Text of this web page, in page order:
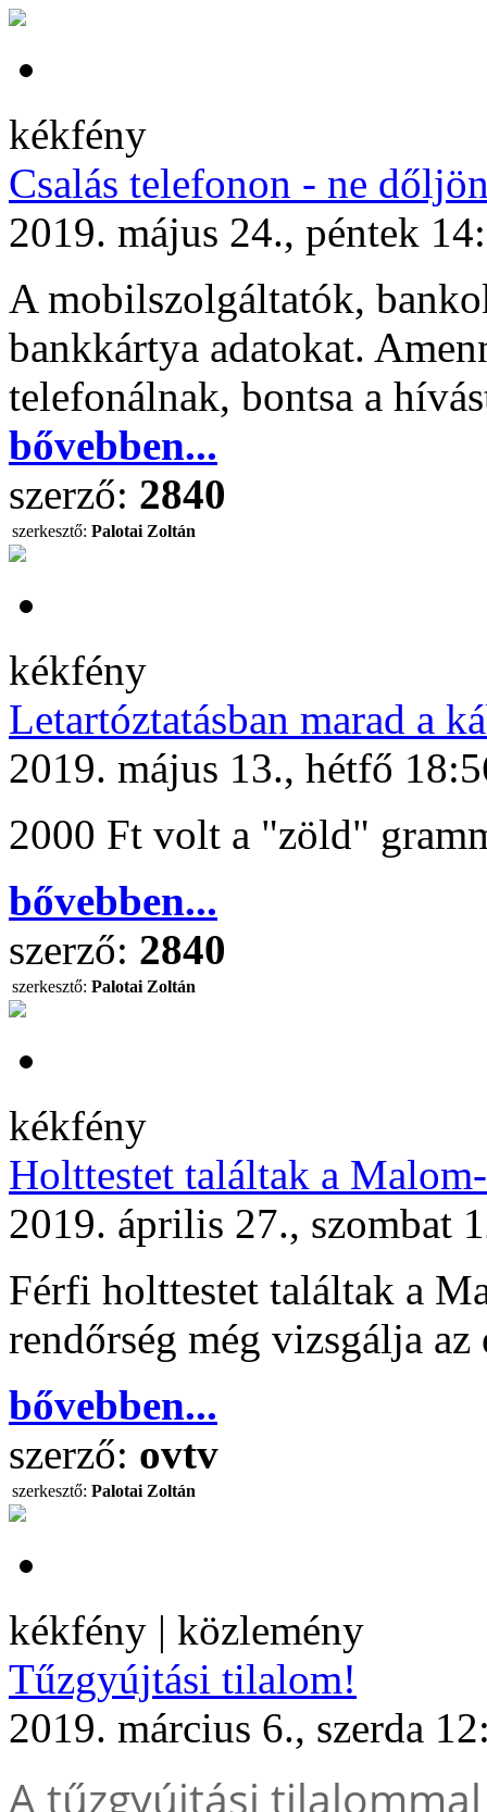
kékfény
Csalás telefonon - ne
2019. május 24., péntek
A mobilszolgáltatók,
bankkártya adatokat.
telefonálnak, bontsa a
bővebben...
szerző: 2840
szerkesztő: Palotai Zoltán
kékfény
Letartóztatásban marad a
2019. május 13., hétfő
2000 Ft volt a "zöld"
bővebben...
szerző: 2840
szerkesztő: Palotai Zoltán
kékfény
Holttestet találtak a
2019. április 27., szombat
Férfi holttestet találtak a
rendőrség még vizsgálja
bővebben...
szerző: ovtv
szerkesztő: Palotai Zoltán
kékfény | közlemény
Tűzgyújtási tilalom!
2019. március 6., szerda
A tűzgyújtási